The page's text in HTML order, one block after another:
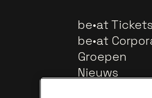
be•at Tickets
be•at
Groepen
Nieuws